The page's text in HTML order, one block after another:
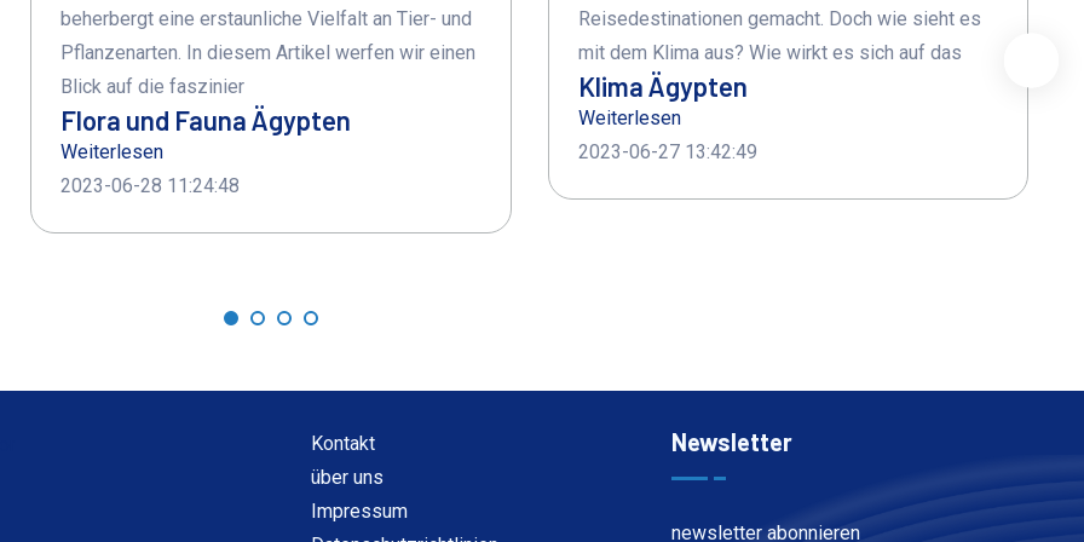
⭐⭐⭐⭐⭐⭐⭐⭐⭐
beherbergt eine erstaunliche Vielfalt an Tier- und
Pflanzenarten. In diesem Artikel werfen wir einen
Blick auf die faszinier
Flora und Fauna Ägypten
Weiterlesen
2023-06-28 11:24:48
Reisedestinationen gemacht. Doch wie sieht es
mit dem Klima aus? Wie wirkt es sich auf das
Klima Ägypten
Weiterlesen
2023-06-27 13:42:49
Kontakt
über uns
Impressum
Newsletter
newsletter abonnieren